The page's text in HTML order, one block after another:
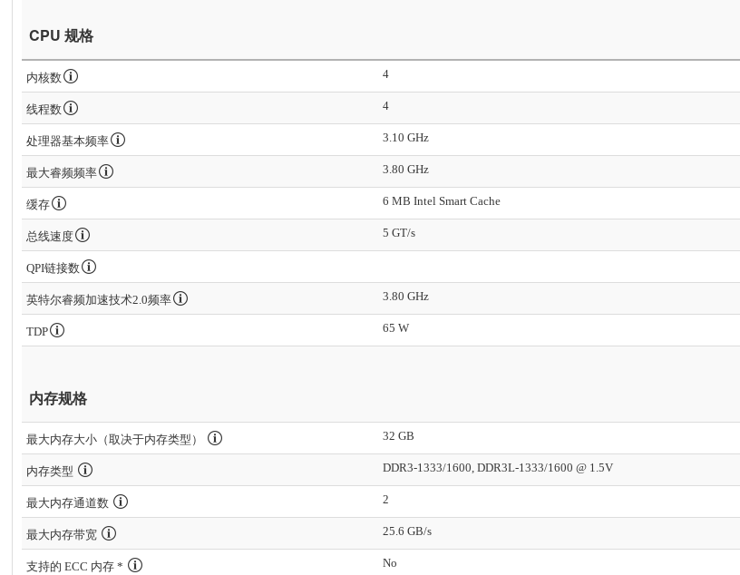
CPU 规格
内核数 4
线程数 4
处理器基本频率 3.10 GHz
最大睿频频率 3.80 GHz
缓存 6 MB Intel Smart Cache
总线速度 5 GT/s
QPI链接数
英特尔睿频加速技术2.0频率 3.80 GHz
TDP 65 W
内存规格
最大内存大小（取决于内存类型） 32 GB
内存类型 DDR3-1333/1600, DDR3L-1333/1600 @ 1.5V
最大内存通道数 2
最大内存带宽 25.6 GB/s
支持的 ECC 内存 * No